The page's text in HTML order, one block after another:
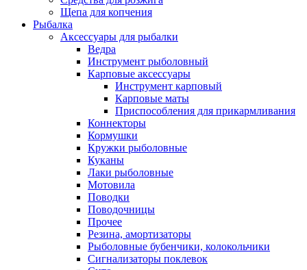
Щепа для копчения
Рыбалка
Аксессуары для рыбалки
Ведра
Инструмент рыболовный
Карповые аксессуары
Инструмент карповый
Карповые маты
Приспособления для прикармливания
Коннекторы
Кормушки
Кружки рыболовные
Куканы
Лаки рыболовные
Мотовила
Поводки
Поводочницы
Прочее
Резина, амортизаторы
Рыболовные бубенчики, колокольчики
Сигнализаторы поклевок